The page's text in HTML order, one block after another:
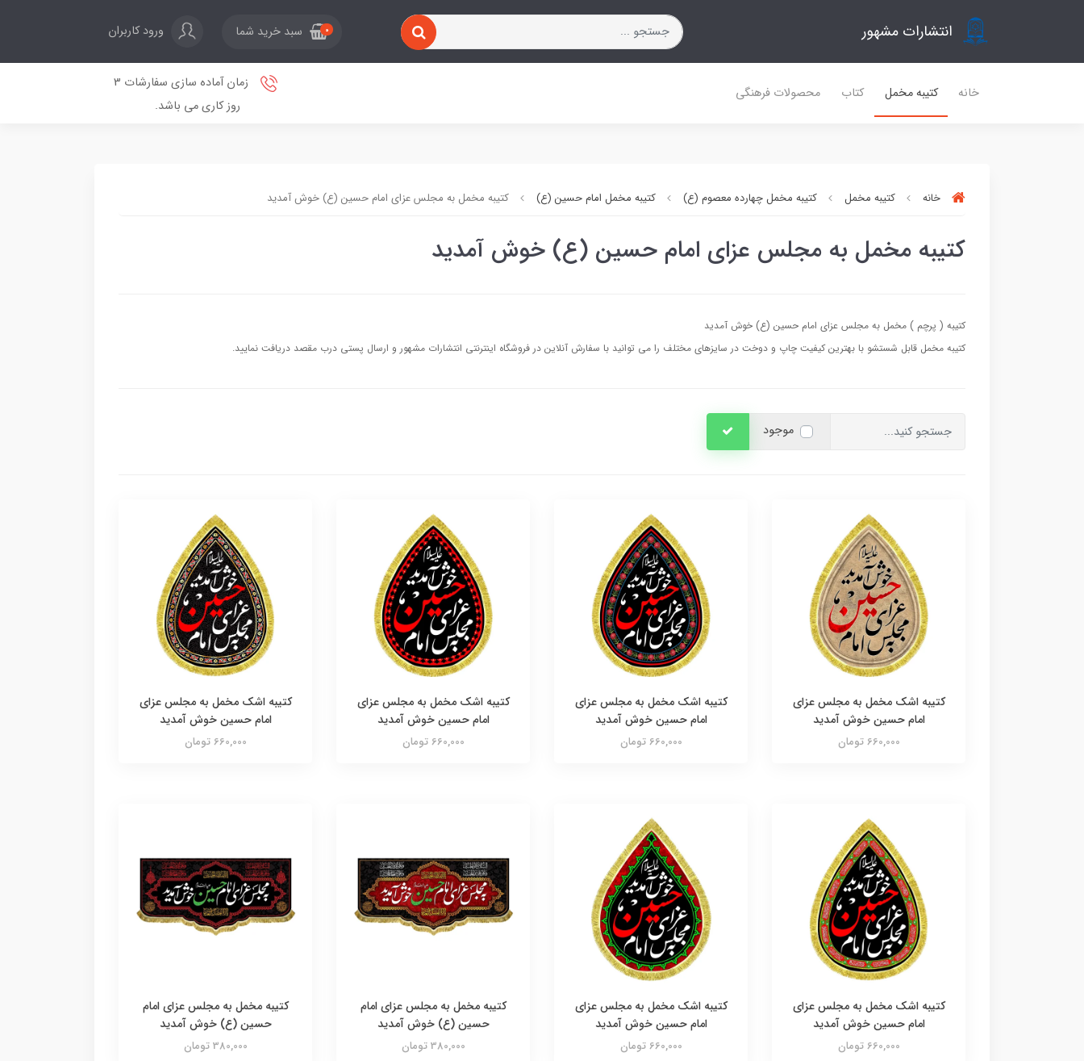
انتشارات مشهور 0 سبد خرید شما ورود کاربران
خانه کتیبه مخمل کتاب محصولات فرهنگی
زمان آماده سازی سفارشات 3
روز کاری می باشد.
خانه کتیبه مخمل کتیبه مخمل چهارده معصوم (ع) کتیبه مخمل امام حسین (ع) کتیبه مخمل به مجلس عزای امام حسین (ع) خوش آمدید
کتیبه مخمل به مجلس عزای امام حسین (ع) خوش آمدید
کتیبه ( پرچم ) مخمل به مجلس عزای امام حسین (ع) خوش آمدید
کتیبه مخمل قابل شستشو با بهترین کیفیت چاپ و دوخت در سایزهای مختلف را می توانید با سفارش آنلاین در فروشگاه اینترنتی انتشارات مشهور و ارسال پستی درب مقصد دریافت نمایید.
موجود
کتیبه اشک مخمل به مجلس عزای
امام حسین خوش آمدید
660,000 تومان
کتیبه اشک مخمل به مجلس عزای
امام حسین خوش آمدید
660,000 تومان
کتیبه اشک مخمل به مجلس عزای
امام حسین خوش آمدید
660,000 تومان
کتیبه اشک مخمل به مجلس عزای
امام حسین خوش آمدید
660,000 تومان
کتیبه اشک مخمل به مجلس عزای
امام حسین خوش آمدید
660,000 تومان
کتیبه اشک مخمل به مجلس عزای
امام حسین خوش آمدید
660,000 تومان
کتیبه مخمل به مجلس عزای امام
حسین (ع) خوش آمدید
380,000 تومان
کتیبه مخمل به مجلس عزای امام
حسین (ع) خوش آمدید
380,000 تومان